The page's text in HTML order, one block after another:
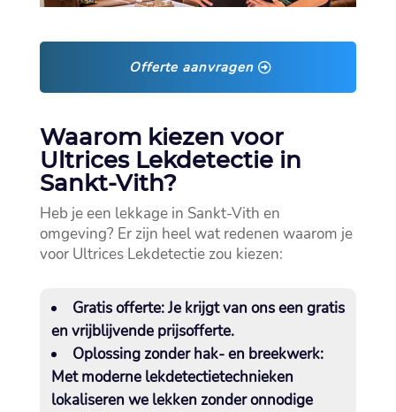
Offerte aanvragen
Waarom kiezen voor
Ultrices Lekdetectie in
Sankt-Vith?
Heb je een lekkage in Sankt-Vith en
omgeving? Er zijn heel wat redenen waarom je
voor Ultrices Lekdetectie zou kiezen:
Gratis offerte:Je krijgt van ons een gratis
en vrijblijvende prijsofferte.​
Oplossing zonder hak- en breekwerk:
Met moderne lekdetectietechnieken
lokaliseren we lekken zonder onnodige